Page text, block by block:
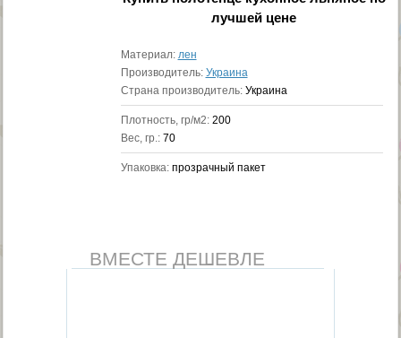
лучшей цене
Материал: лен
Производитель: Украина
Страна производитель: Украина
Плотность, гр/м2: 200
Вес, гр.: 70
Упаковка: прозрачный пакет
ВМЕСТЕ ДЕШЕВЛЕ